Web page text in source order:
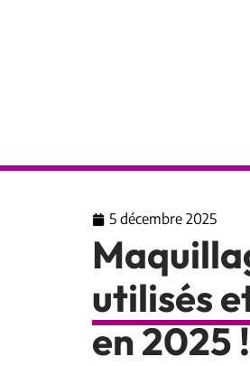
5 décembre 2025
utilisés
en 2025 !